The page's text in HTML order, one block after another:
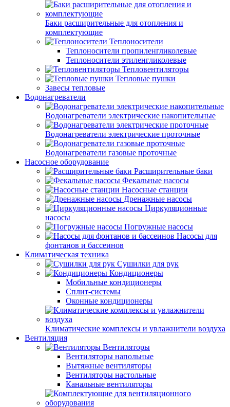
Баки расширительные для отопления и
комплектующие
Теплоносители
Теплоносители пропиленгликолевые
Теплоносители этиленгликолевые
Тепловентиляторы
Тепловые пушки
Завесы тепловые
Водонагреватели
Водонагреватели электрические накопительные
Водонагреватели электрические проточные
Водонагреватели газовые проточные
Насосное оборудование
Расширительные баки
Фекальные насосы
Насосные станции
Дренажные насосы
Циркуляционные
насосы
Погружные насосы
Насосы для
фонтанов и бассеинов
Климатическая техника
Сушилки для рук
Кондиционеры
Мобильные кондиционеры
Сплит-системы
Оконные кондиционеры
Климатические комплексы и увлажнители воздуха
Вентиляция
Вентиляторы
Вентиляторы напольные
Вытяжные вентиляторы
Вентиляторы настольные
Канальные вентиляторы